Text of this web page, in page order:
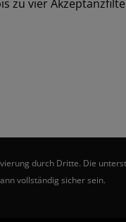
zu vier
durch Dritte. Die
vollständig sicher sein.